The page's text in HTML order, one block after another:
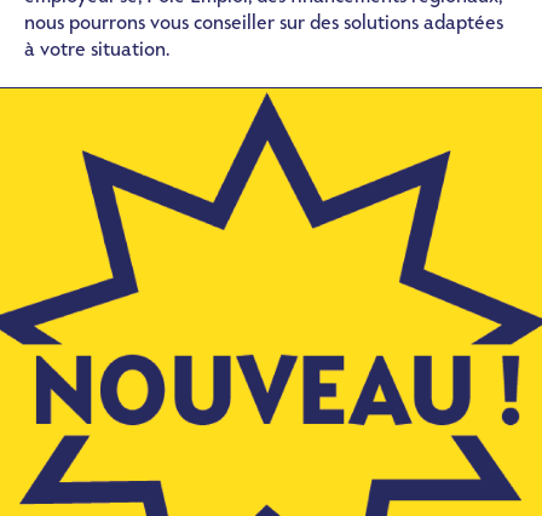
nous pourrons vous conseiller sur des solutions adaptées
à votre situation.